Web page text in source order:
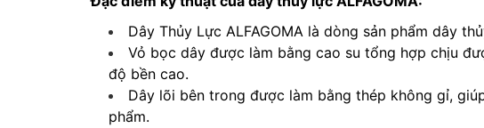
Dây Thủy Lực ALFAGOMA là dòng sản phẩm dây
Vỏ bọc dây được làm bằng cao su tổng hợp chịu
độ bền cao.
Dây lõi bên trong được làm bằng thép không gỉ,
phẩm.